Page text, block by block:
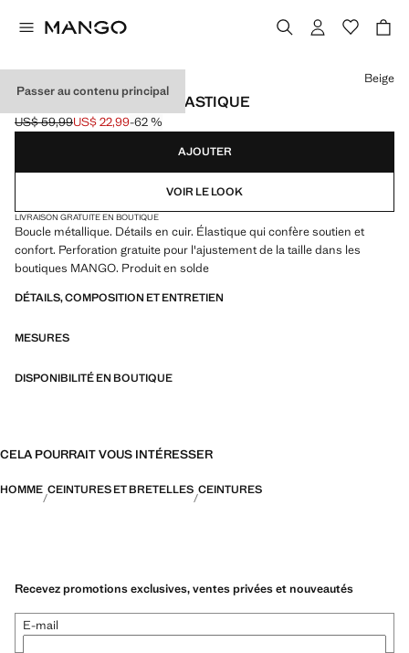
Passer au contenu principal
CEINTURE TRESSÉE ÉLASTIQUE
Prix initial barré [US$ 59,99 ]
US$ 59,99
Prix actuel [US$ 22,99 ]
US$ 22,99-62 %
Choisissez une couleur
Beige
AJOUTER
VOIR LE LOOK
LIVRAISON GRATUITE EN BOUTIQUE
Boucle métallique. Détails en cuir. Élastique qui confère soutien et
confort. Perforation gratuite pour l'ajustement de la taille dans les
boutiques MANGO. Produit en solde
DÉTAILS, COMPOSITION ET ENTRETIEN
MESURES
DISPONIBILITÉ EN BOUTIQUE
CELA POURRAIT VOUS INTÉRESSER
HOMME CEINTURES ET BRETELLES CEINTURES
Recevez promotions exclusives, ventes privées et nouveautés
E-mail